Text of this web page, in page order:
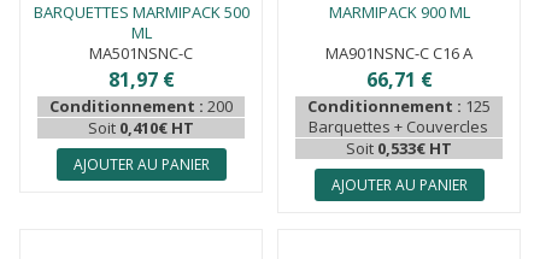
BARQUETTES MARMIPACK 500
ML
MA501NSNC-C
81,97 €
Conditionnement : 200
Soit 0,410€ HT
AJOUTER AU PANIER
MARMIPACK 900 ML
MA901NSNC-C C16 A
66,71 €
Conditionnement : 125
Barquettes + Couvercles
Soit 0,533€ HT
AJOUTER AU PANIER